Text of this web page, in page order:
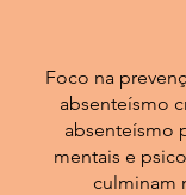
Foco na
absenteísmo
absenteísmo
mentais e
culminam